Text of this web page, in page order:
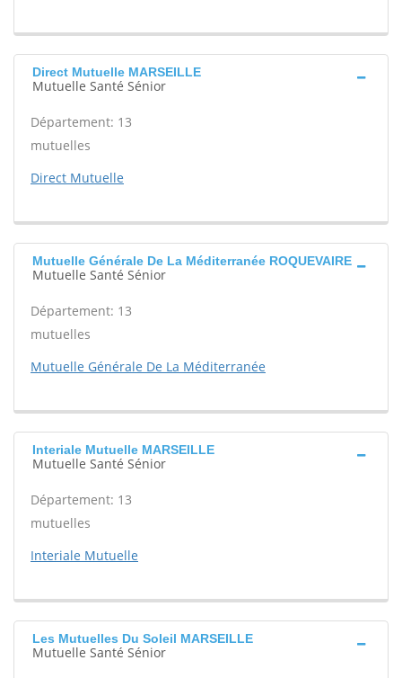
Direct Mutuelle MARSEILLE
Mutuelle Santé Sénior
Département: 13
mutuelles
Direct Mutuelle
Mutuelle Générale De La Méditerranée ROQUEVAIRE
Mutuelle Santé Sénior
Département: 13
mutuelles
Mutuelle Générale De La Méditerranée
Interiale Mutuelle MARSEILLE
Mutuelle Santé Sénior
Département: 13
mutuelles
Interiale Mutuelle
Les Mutuelles Du Soleil MARSEILLE
Mutuelle Santé Sénior